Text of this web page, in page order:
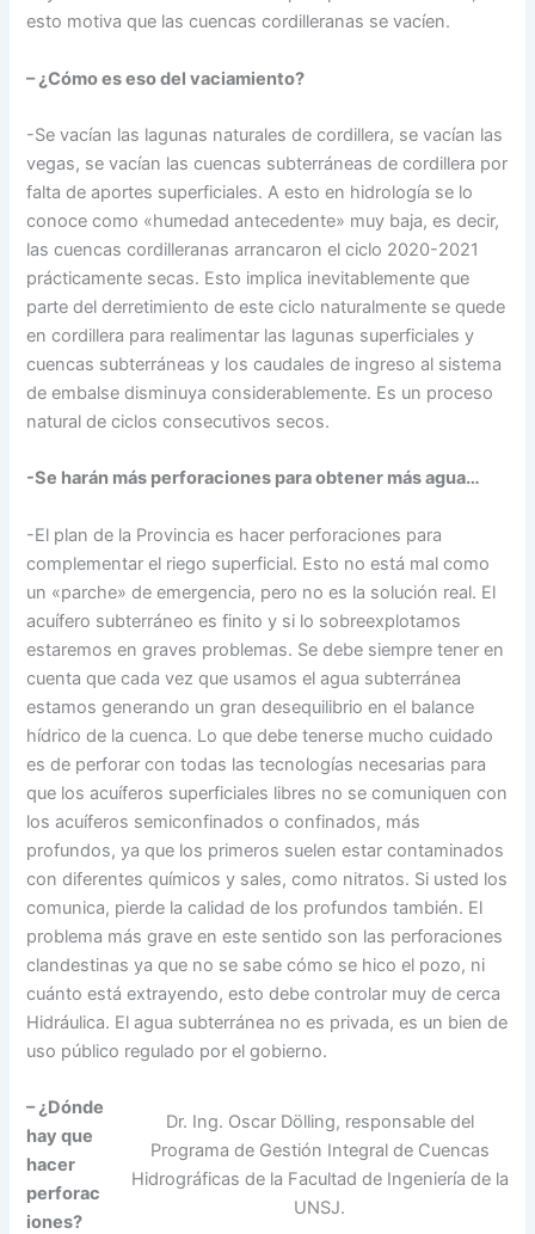
esto motiva que las cuencas cordilleranas se vacíen.
– ¿Cómo es eso del vaciamiento?
-Se vacían las lagunas naturales de cordillera, se vacían las
vegas, se vacían las cuencas subterráneas de cordillera por
falta de aportes superficiales. A esto en hidrología se lo
conoce como «humedad antecedente» muy baja, es decir,
las cuencas cordilleranas arrancaron el ciclo 2020-2021
prácticamente secas. Esto implica inevitablemente que
parte del derretimiento de este ciclo naturalmente se quede
en cordillera para realimentar las lagunas superficiales y
cuencas subterráneas y los caudales de ingreso al sistema
de embalse disminuya considerablemente. Es un proceso
natural de ciclos consecutivos secos.
-Se harán más perforaciones para obtener más agua…
-El plan de la Provincia es hacer perforaciones para
complementar el riego superficial. Esto no está mal como
un «parche» de emergencia, pero no es la solución real. El
acuífero subterráneo es finito y si lo sobreexplotamos
estaremos en graves problemas. Se debe siempre tener en
cuenta que cada vez que usamos el agua subterránea
estamos generando un gran desequilibrio en el balance
hídrico de la cuenca. Lo que debe tenerse mucho cuidado
es de perforar con todas las tecnologías necesarias para
que los acuíferos superficiales libres no se comuniquen con
los acuíferos semiconfinados o confinados, más
profundos, ya que los primeros suelen estar contaminados
con diferentes químicos y sales, como nitratos. Si usted los
comunica, pierde la calidad de los profundos también. El
problema más grave en este sentido son las perforaciones
clandestinas ya que no se sabe cómo se hico el pozo, ni
cuánto está extrayendo, esto debe controlar muy de cerca
Hidráulica. El agua subterránea no es privada, es un bien de
uso público regulado por el gobierno.
Dr. Ing. Oscar Dölling, responsable del
Programa de Gestión Integral de Cuencas
Hidrográficas de la Facultad de Ingeniería de la
UNSJ.
– ¿Dónde
hay que
hacer
perforac
iones?